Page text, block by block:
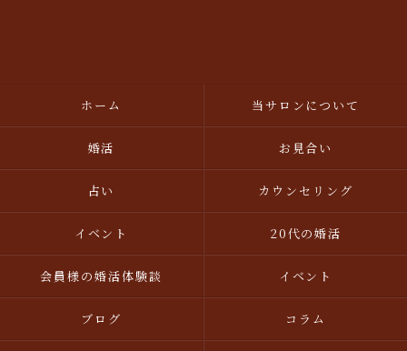
ホーム 当サロンについて
婚活 お見合い
占い カウンセリング
イベント 20代の婚活
会員様の婚活体験談 イベント
ブログ コラム